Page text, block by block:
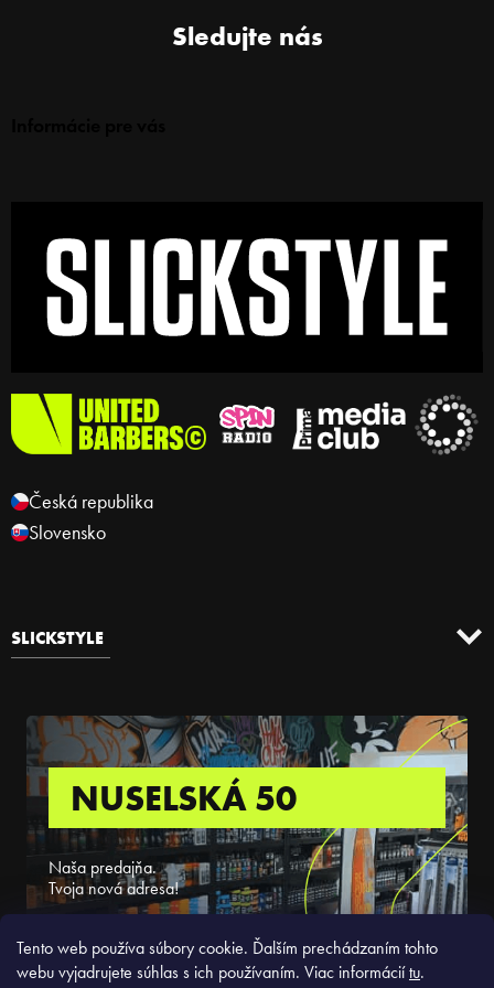
Tento web používa súbory cookie. Ďalším prechádzaním tohto
webu vyjadrujete súhlas s ich používaním. Viac informáciítu.
Sledujte nás
Česká republika
Slovensko
SLICKSTYLE
NUSELSKÁ 50
Naša predajňa.
Tvoja nová adresa!